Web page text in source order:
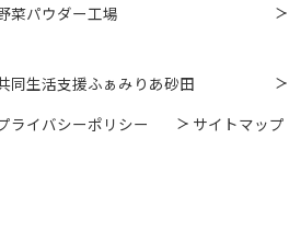
菜パウダー工場
同生活支援ふぁみりあ砂田
ライバシーポリシー
サイトマップ